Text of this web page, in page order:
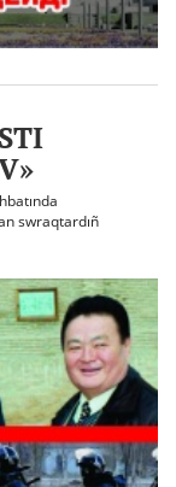
swraqtardıñ